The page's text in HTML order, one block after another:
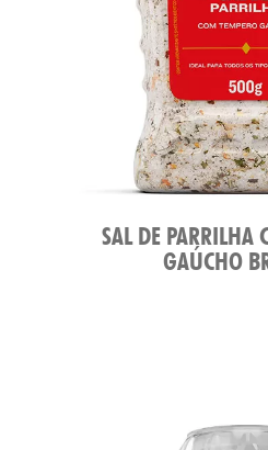
SAL DE PARRILHA
GAÚCHO